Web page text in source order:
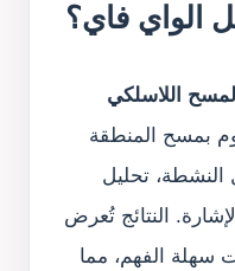
الواي فاي؟
اللاسلكي
بمسح المنطقة
النشطة، تحليل
النتائج تُعرض
سهلة الفهم، مما